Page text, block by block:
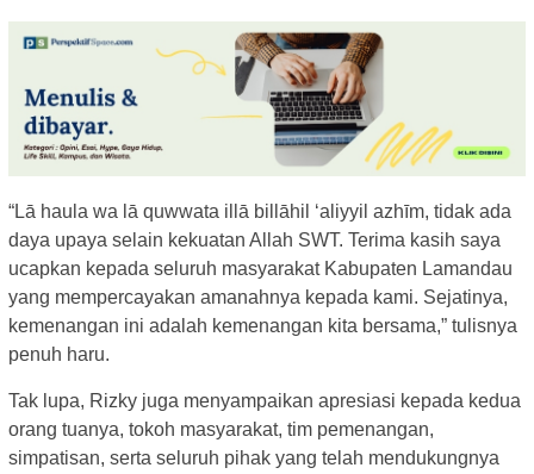
“Lā haula wa lā quwwata illā billāhil ‘aliyyil azhīm, tidak ada
daya upaya selain kekuatan Allah SWT. Terima kasih saya
ucapkan kepada seluruh masyarakat Kabupaten Lamandau
yang mempercayakan amanahnya kepada kami. Sejatinya,
kemenangan ini adalah kemenangan kita bersama,” tulisnya
penuh haru.
Tak lupa, Rizky juga menyampaikan apresiasi kepada kedua
orang tuanya, tokoh masyarakat, tim pemenangan,
simpatisan, serta seluruh pihak yang telah mendukungnya